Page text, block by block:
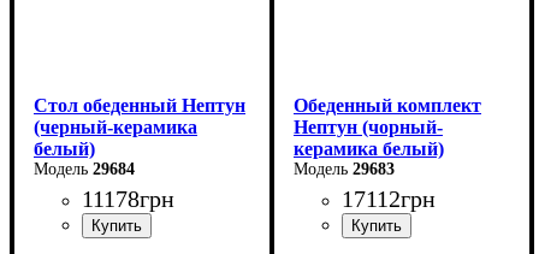
Стол обеденный Нептун
(черный-керамика
белый)
29684
11178грн
Обеденный комплект
Нептун (чорный-
керамика белый)
29683
17112грн